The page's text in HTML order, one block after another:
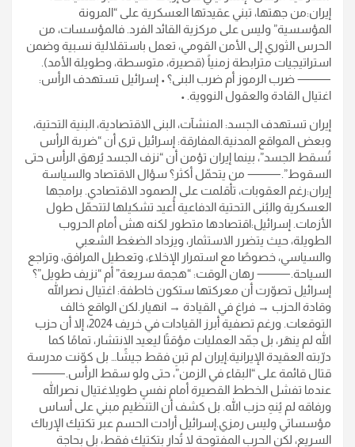
إيران:من جهتها، تبني عقيدتها العسكرية على “المرونة
المؤسسية” وليس على مركزية القائد الفرد. فالمؤسسات، من
الحرس الثوري إلى الأمن القومي، تعمل باستقلالية نسبية وضمن
استراتيجيات مترابطة زمنياً (قصيرة، متوسطة، وطويلة الأمد).
⸻ ضرب الرموز أم ضرب البنى؟ • إسرائيل تستهدف الرأس:
اغتيال القادة والعقول النووية. •
إيران تستهدف الجسد: المنشآت، البنى الاقتصادية، البنية التحتية،
وبعض المواقع المدنية.المفارقة: إسرائيل ترى أن “ضربة الرأس
تُسقط الجسد”، بينما إيران تؤمن أن “نزف الجسد يُرهق الرأس حتى
السقوط”.⸻ من يتحمّل أكثر؟ سؤال الاقتصاد والسياسة
إيران:رغم العقوبات، تأقلمت على الصمود الاقتصادي. برامجها
العسكرية والبُنى التحتية الدفاعية أُعيد تشكيلها لتتحمّل طول
الأزمات. إسرائيل:اقتصادها متطور لكنه هش أمام الحروب
الطويلة، حيث يتضرر الاستثمار، ويزداد الضغط الشعبي
والسياسي، خصوصًا مع استمرار الإخلاء، وتعطيل المرافق، وتراجع
السياحة.⸻ رهان الوقت: “هجمة سريعة” أم “نزيف طويل”؟
إسرائيل تصوّرت أن معركتها ستكون خاطفة: اغتيال نصرالله
وقادة الحزب → فراغ في القيادة → انهيار.لكن الواقع خالف
التوقعات. ورغم تصفية أبرز القيادات في خريف 2024، إلا أن حزب
الله لم ينهَر، بل جمّد العمليات مؤقتًا ليعيد الانتشار، تمامًا كما
درّبته العقيدة الإيرانية.إيران لم تبنِ فقط جيشًا… بل كوّنت مدرسة
قتال قائمة على “البقاء في الزمن”، حتى ولو سقط الرأس.⸻
عندما تفشل الخطط القصيرة أمام نفسٍ طويلاغتيال نصرالله
ورفاقه لم يُنهِ حزب الله. بل كشف أن التنظيم مبني على أساس
مؤسساتي وليس رمزي.إسرائيل أرادت الحسم عبر تكتيك الإرباك
السريع، لكن الحرب المفتوحة لا تُدار بتكتيك فقط، بل بحاجة